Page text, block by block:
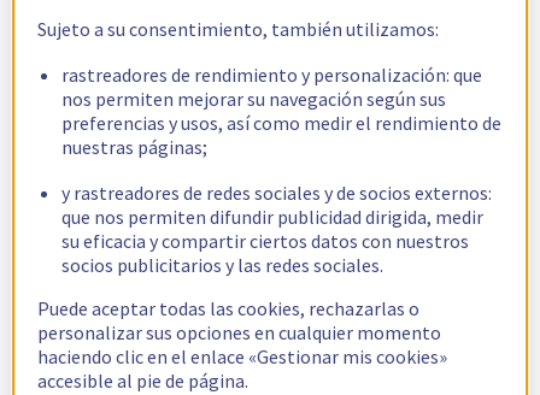
Sujeto a su consentimiento, también utilizamos:
rastreadores de rendimiento y personalización: que
nos permiten mejorar su navegación según sus
preferencias y usos, así como medir el rendimiento de
nuestras páginas;
y rastreadores de redes sociales y de socios externos:
que nos permiten difundir publicidad dirigida, medir
su eficacia y compartir ciertos datos con nuestros
socios publicitarios y las redes sociales.
Puede aceptar todas las cookies, rechazarlas o
personalizar sus opciones en cualquier momento
haciendo clic en el enlace «Gestionar mis cookies»
accesible al pie de página.